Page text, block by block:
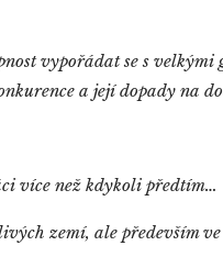
vypořádat se s
a její dopady na
více než kdykoli předtím…
zemí, ale především